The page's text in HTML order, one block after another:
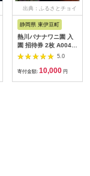
出典：ふるさとチョイ
ス
静岡県 東伊豆町
熱川バナナワニ園 入
園 招待券 2枚 A004
／ 熱帯 動植物園 チケ
ット 静岡県 東伊豆町
5.0
寄付金額: 10,000 円